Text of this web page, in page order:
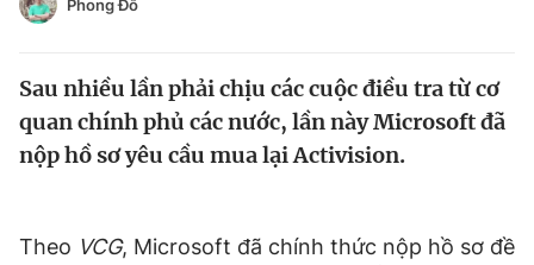
Chào ngày mới
Tin thị trường Tin 360
Video Magazine
Sản phẩm khác
Phong Đỗ
Sau nhiều lần phải chịu các cuộc điều tra từ cơ
quan chính phủ các nước, lần này Microsoft đã
nộp hồ sơ yêu cầu mua lại Activision.
Theo VCG, Microsoft đã chính thức nộp hồ sơ đề